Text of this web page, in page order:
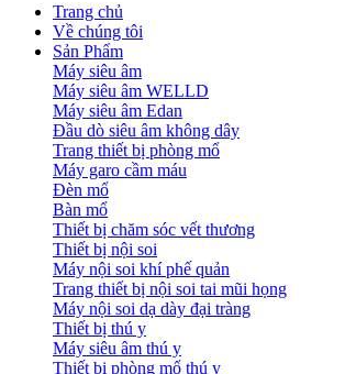
Trang chủ
Về chúng tôi
Sản Phẩm
Máy siêu âm
Máy siêu âm WELLD
Máy siêu âm Edan
Đầu dò siêu âm không dây
Trang thiết bị phòng mổ
Máy garo cầm máu
Đèn mổ
Bàn mổ
Thiết bị chăm sóc vết thương
Thiết bị nội soi
Máy nội soi khí phế quản
Trang thiết bị nội soi tai mũi họng
Máy nội soi dạ dày đại tràng
Thiết bị thú y
Máy siêu âm thú y
Thiết bị phòng mổ thú y